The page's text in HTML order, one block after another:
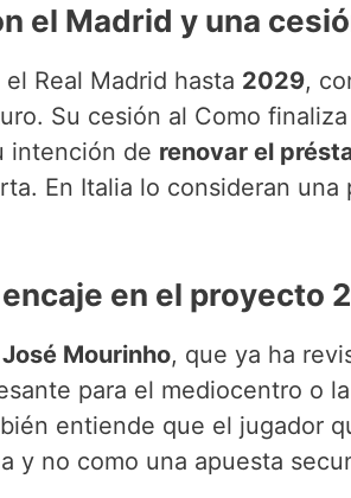
el Madrid y una
Real Madrid hasta 2029,
Su cesión al Como
intención de renovar el
En Italia lo consideran
en el proyecto
José Mourinho, que ya ha
para el mediocentro o
entiende que el jugador
y no como una apuesta